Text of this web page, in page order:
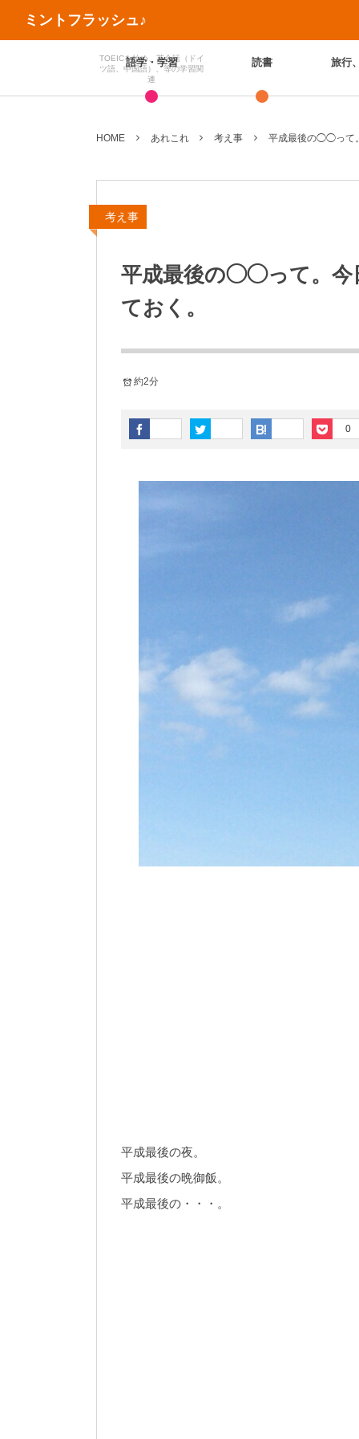
ミントフラッシュ♪
語学・学習
TOEICを始め、英会話（ドイ
ツ語、中国語）、等の学習関
連
読書 旅行
HOME あれこれ 考え事 平成最後の◯◯って
考え事
平成最後の◯◯って。今
ておく。
約2分
0
平成最後の夜。
平成最後の晩御飯。
平成最後の・・・。